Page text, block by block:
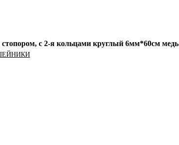
с 2-я кольцами круглый 6мм*60см медь